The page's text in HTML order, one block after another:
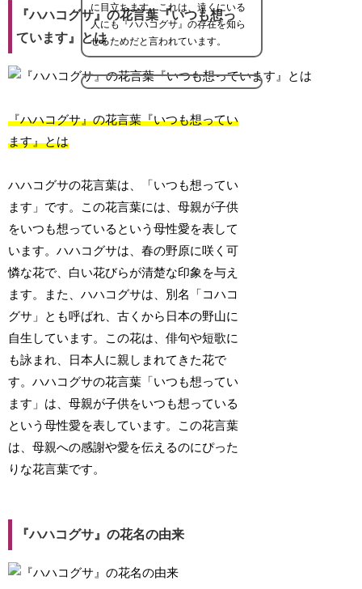
に目立ちます。これは、遠くにいる
人にも『ハハコグサ』の存在を知ら
せるためだと言われています。
『ハハコグサ』の花言葉『いつも想っ
ています』とは
『ハハコグサ』の花言葉『いつも想ってい
ます』とは
ハハコグサの花言葉は、「いつも想ってい
ます」です。この花言葉には、母親が子供
をいつも想っているという母性愛を表して
います。ハハコグサは、春の野原に咲く可
憐な花で、白い花びらが清楚な印象を与え
ます。また、ハハコグサは、別名「コハコ
グサ」とも呼ばれ、古くから日本の野山に
自生しています。この花は、俳句や短歌に
も詠まれ、日本人に親しまれてきた花で
す。ハハコグサの花言葉「いつも想ってい
ます」は、母親が子供をいつも想っている
という母性愛を表しています。この花言葉
は、母親への感謝や愛を伝えるのにぴった
りな花言葉です。
『ハハコグサ』の花名の由来